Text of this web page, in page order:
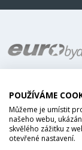
POUŽÍVÁME
Můžeme je umístit
našeho webu,
skvělého zážitku z
otevřené nastavení.